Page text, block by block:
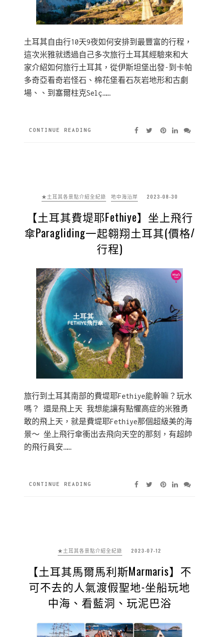
土耳其自由行10天9夜如何安排到最豐富的行程，
這次米雅就透過自己多次旅行土耳其經驗來和大
家介紹如何旅行土耳其，從伊斯坦堡出發-到卡帕
多奇亞看奇岩怪石、棉花堡看石灰岩地形和古劇
場、、到塞爾柱克Selç……
CONTINUE READING
★土耳其各景點介紹全紀錄 地中海沿岸 2023-08-30
【土耳其費堤耶Fethiye】坐上飛行
傘Paragliding一起翱翔土耳其(價格/
行程)
旅行到土耳其南部的費堤耶Fethiye能幹嘛？玩水
嗎？ 還是飛上天 我想能讓有點懼高症的米雅勇
敢的飛上天，就是費堤耶Fethiye那個超級美的海
景～ 坐上飛行傘衝出去飛向天空的那刻，有超帥
的飛行員安……
CONTINUE READING
★土耳其各景點介紹全紀錄 2023-07-12
【土耳其馬爾馬利斯Marmaris】不
可不去的人氣渡假聖地-坐船玩地
中海、看藍洞、玩泥巴浴